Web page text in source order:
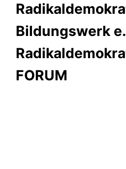
Bildungswerk
FORUM